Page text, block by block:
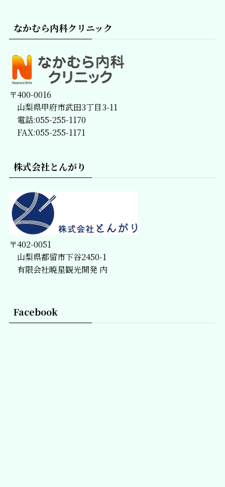
なかむら内科クリニック
〒400-0016
山梨県甲府市武田3丁目3-11
電話:055-255-1170
FAX:055-255-1171
株式会社とんがり
〒402-0051
山梨県都留市下谷2450-1
有限会社暁星観光開発 内
Facebook